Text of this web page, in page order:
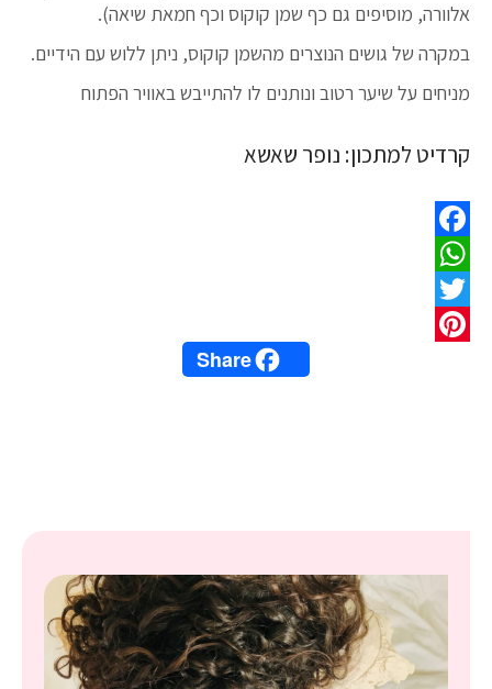
אלוורה, מוסיפים גם כף שמן קוקוס וכף חמאת שיאה).
במקרה של גושים הנוצרים מהשמן קוקוס, ניתן ללוש עם הידיים.
מניחים על שיער רטוב ונותנים לו להתייבש באוויר הפתוח
קרדיט למתכון: נופר שאשא
Pinterest
Share